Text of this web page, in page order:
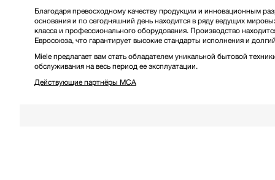
Благодаря превосходному качеству продукции и инновационным
основания и по сегодняшний день находится в ряду ведущих
класса и профессионального оборудования. Производство
Евросоюза, что гарантирует высокие стандарты исполнения и
Miele предлагает вам стать обладателем уникальной бытовой
обслуживания на весь период ее эксплуатации.
Действующие партнёры MCA